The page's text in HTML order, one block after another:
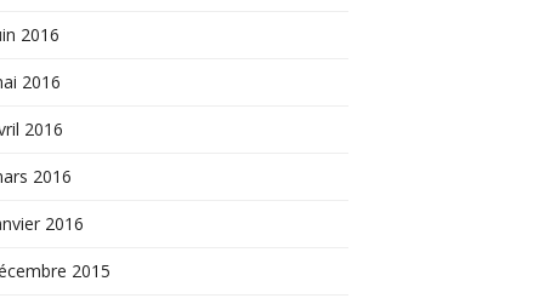
2016
2016
2016
2016
2016
2015